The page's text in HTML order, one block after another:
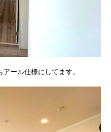
ール仕様にしてます。